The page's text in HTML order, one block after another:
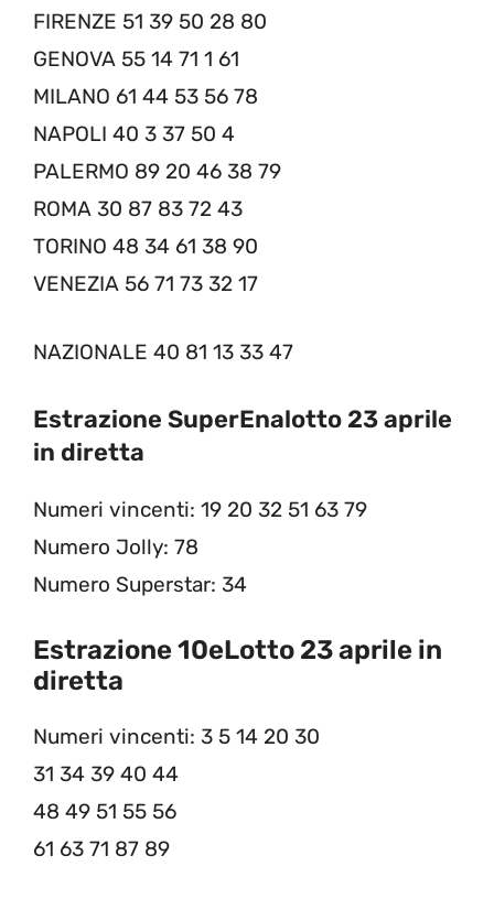
FIRENZE 51 39 50 28 80
GENOVA 55 14 71 1 61
MILANO 61 44 53 56 78
NAPOLI 40 3 37 50 4
PALERMO 89 20 46 38 79
ROMA 30 87 83 72 43
TORINO 48 34 61 38 90
VENEZIA 56 71 73 32 17
NAZIONALE 40 81 13 33 47
Estrazione SuperEnalotto 23 aprile
in diretta
Numeri vincenti: 19 20 32 51 63 79
Numero Jolly: 78
Numero Superstar: 34
Estrazione 10eLotto 23 aprile in
diretta
Numeri vincenti: 3 5 14 20 30
31 34 39 40 44
48 49 51 55 56
61 63 71 87 89